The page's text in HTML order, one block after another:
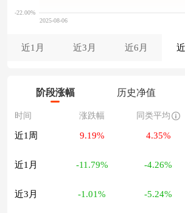
近1月 近3月 近6月
阶段涨幅 历史净值
时间 涨跌幅 同类平均
近1周 9.19% 4.35%
近1月 -11.79% -4.26%
近3月 -1.01% -5.24%